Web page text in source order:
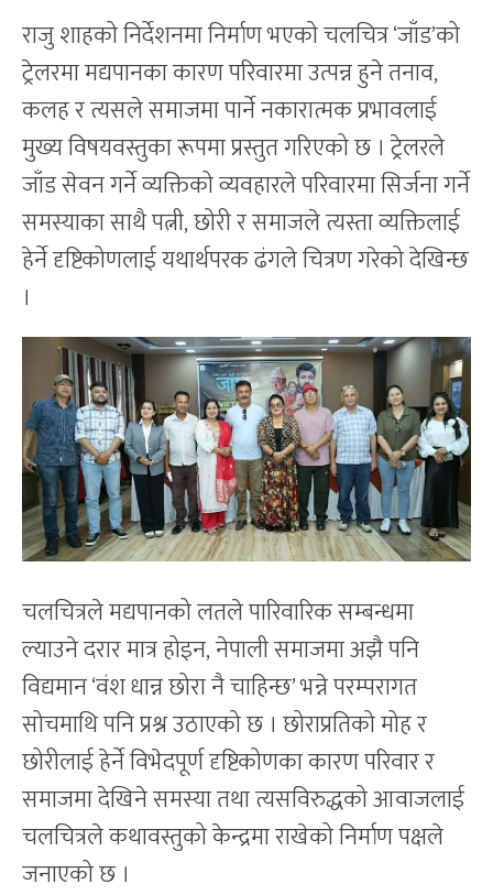
राजु शाहको निर्देशनमा निर्माण भएको चलचित्र ‘जाँड’को
ट्रेलरमा मद्यपानका कारण परिवारमा उत्पन्न हुने तनाव,
कलह र त्यसले समाजमा पार्ने नकारात्मक प्रभावलाई
मुख्य विषयवस्तुका रूपमा प्रस्तुत गरिएको छ । ट्रेलरले
जाँड सेवन गर्ने व्यक्तिको व्यवहारले परिवारमा सिर्जना गर्ने
समस्याका साथै पत्नी, छोरी र समाजले त्यस्ता व्यक्तिलाई
हेर्ने दृष्टिकोणलाई यथार्थपरक ढंगले चित्रण गरेको देखिन्छ
।
चलचित्रले मद्यपानको लतले पारिवारिक सम्बन्धमा
ल्याउने दरार मात्र होइन, नेपाली समाजमा अझै पनि
विद्यमान ‘वंश धान्न छोरा नै चाहिन्छ’ भन्ने परम्परागत
सोचमाथि पनि प्रश्न उठाएको छ । छोराप्रतिको मोह र
छोरीलाई हेर्ने विभेदपूर्ण दृष्टिकोणका कारण परिवार र
समाजमा देखिने समस्या तथा त्यसविरुद्धको आवाजलाई
चलचित्रले कथावस्तुको केन्द्रमा राखेको निर्माण पक्षले
जनाएको छ ।